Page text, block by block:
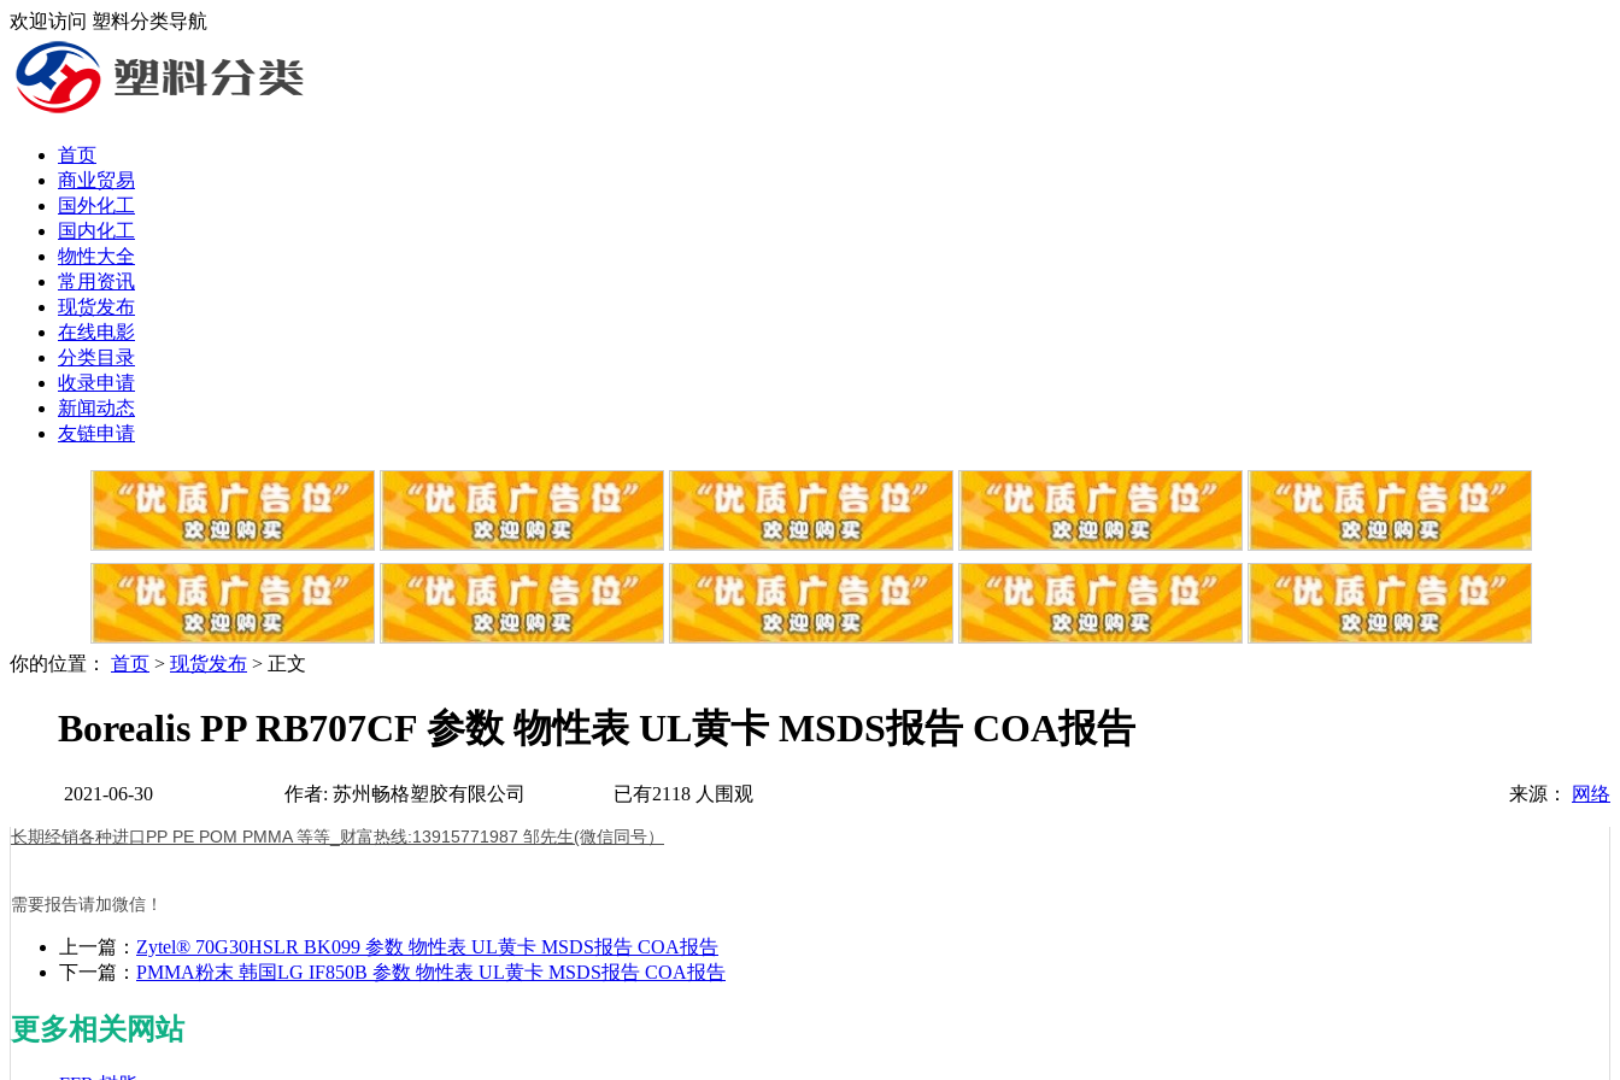
欢迎访问 塑料分类导航
首页
商业贸易
国外化工
国内化工
物性大全
常用资讯
现货发布
在线电影
分类目录
收录申请
新闻动态
友链申请
你的位置： 首页 > 现货发布 > 正文
Borealis PP RB707CF 参数 物性表 UL黄卡 MSDS报告 COA报告
2021-06-30 作者: 苏州畅格塑胶有限公司 已有2118 人围观 来源： 网络
长期经销各种进口PP PE POM PMMA 等等_财富热线:13915771987 邹先生(微信同号）
需要报告请加微信！
上一篇： Zytel® 70G30HSLR BK099 参数 物性表 UL黄卡 MSDS报告 COA报告
下一篇： PMMA粉末 韩国LG IF850B 参数 物性表 UL黄卡 MSDS报告 COA报告
更多相关网站